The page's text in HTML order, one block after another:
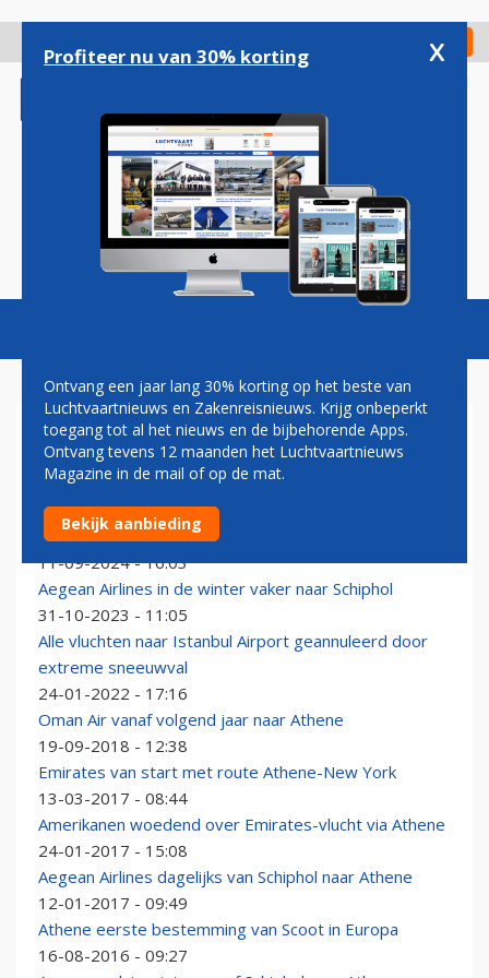
gaan
Check in
Magazine Podcasts Vacatures
ATHENE
Prijsvechter Sky Express start lijndienst tussen
Schiphol en Athene
11-09-2024 - 16:03
Aegean Airlines in de winter vaker naar Schiphol
31-10-2023 - 11:05
Alle vluchten naar Istanbul Airport geannuleerd door
extreme sneeuwval
24-01-2022 - 17:16
Oman Air vanaf volgend jaar naar Athene
19-09-2018 - 12:38
Emirates van start met route Athene-New York
13-03-2017 - 08:44
Amerikanen woedend over Emirates-vlucht via Athene
24-01-2017 - 15:08
Aegean Airlines dagelijks van Schiphol naar Athene
12-01-2017 - 09:49
Athene eerste bestemming van Scoot in Europa
16-08-2016 - 09:27
Profiteer nu van 30% korting x
Ontvang een jaar lang 30% korting op het beste van
Luchtvaartnieuws en Zakenreisnieuws. Krijg onbeperkt
toegang tot al het nieuws en de bijbehorende Apps.
Ontvang tevens 12 maanden het Luchtvaartnieuws
Magazine in de mail of op de mat.
Bekijk aanbieding